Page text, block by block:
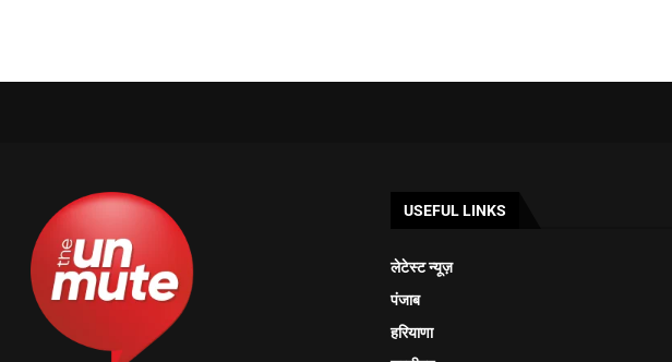
USEFUL LINKS
लेटेस्ट न्यूज़
पंजाब
हरियाणा